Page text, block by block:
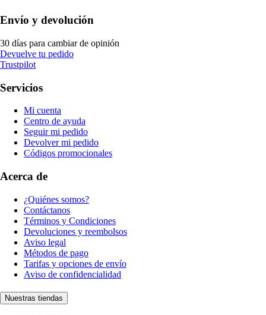
Envío y devolución
30 días para cambiar de opinión
Devuelve tu pedido
Trustpilot
Servicios
Mi cuenta
Centro de ayuda
Seguir mi pedido
Devolver mi pedido
Códigos promocionales
Acerca de
¿Quiénes somos?
Contáctanos
Términos y Condiciones
Devoluciones y reembolsos
Aviso legal
Métodos de pago
Tarifas y opciones de envío
Aviso de confidencialidad
Nuestras tiendas